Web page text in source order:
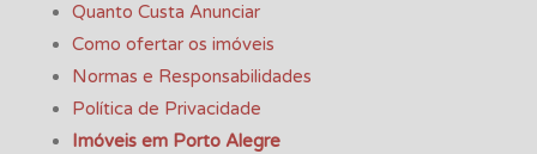
Quanto Custa Anunciar
Como ofertar os imóveis
Normas e Responsabilidades
Política de Privacidade
Imóveis em Porto Alegre